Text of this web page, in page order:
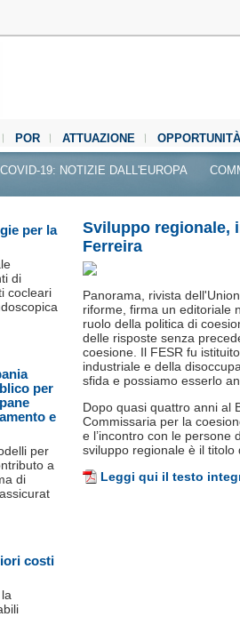
POR ATTUAZIONE
COVID-19: NOTIZIE DALL'EUROPA
Sviluppo regionale,
Ferreira
Panorama, rivista
riforme, firma un editoriale
ruolo della politica di
delle risposte senza
coesione. Il FESR fu
industriale e della
sfida e possiamo esserlo
Dopo quasi quattro anni al
Commissaria per la
e l’incontro con le persone
sviluppo regionale è il titolo
Leggi qui il testo
per la
di
cocleari
per
e
per
a
di
costi